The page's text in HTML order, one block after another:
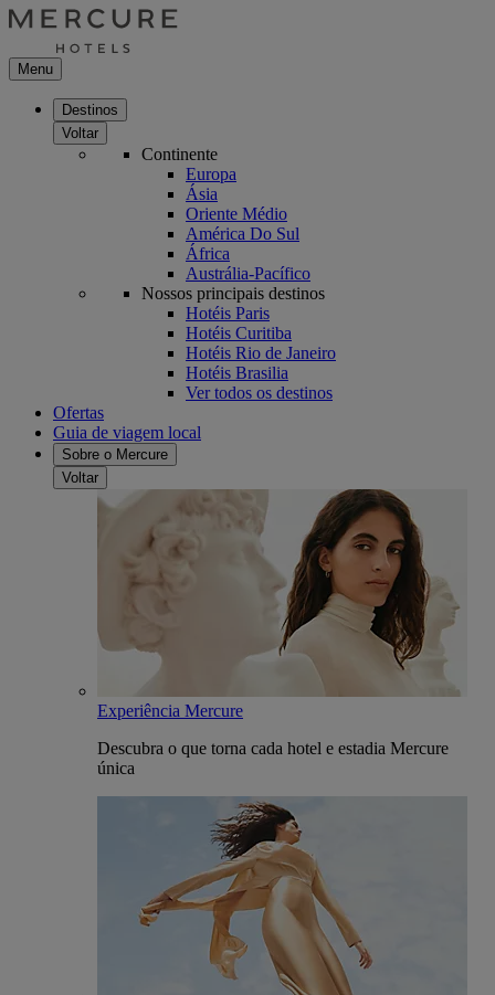
Menu
Destinos
Voltar
Continente
Europa
Ásia
Oriente Médio
América Do Sul
África
Austrália-Pacífico
Nossos principais destinos
Hotéis Paris
Hotéis Curitiba
Hotéis Rio de Janeiro
Hotéis Brasilia
Ver todos os destinos
Ofertas
Guia de viagem local
Sobre o Mercure
Voltar
Experiência Mercure
Descubra o que torna cada hotel e estadia Mercure
única